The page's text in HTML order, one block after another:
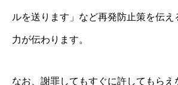
ルを送ります」など再発防止策を伝え
力が伝わります。
なお、謝罪してもすぐに許してもらえ